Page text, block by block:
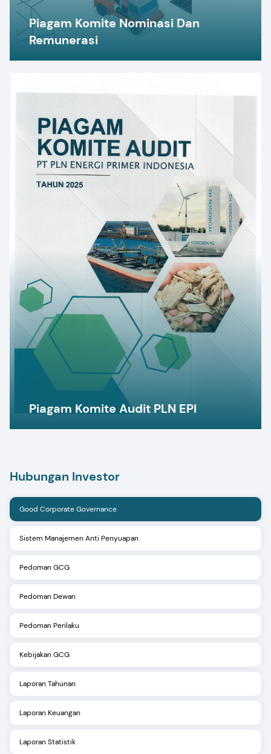
Hubungan Investor
Good Corporate Governance
Sistem Manajemen Anti Penyuapan
Pedoman GCG
Pedoman Dewan
Pedoman Perilaku
Kebijakan GCG
Laporan Tahunan
Laporan Keuangan
Laporan Statistik
Piagam Komite Nominasi Dan
Remunerasi
Piagam Komite Audit PLN EPI